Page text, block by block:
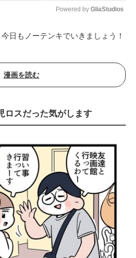
Powered by GliaStudios
日もノーテンキでいきましょう！
漫画を読む
スだった気がします